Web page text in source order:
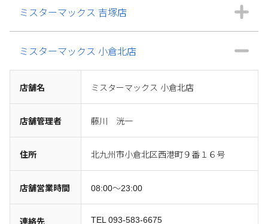
ミスターマックス 吉塚店
ミスターマックス 小倉北店
店舗名 ミスターマックス 小倉北店
店舗管理者 藤川 洸一
住所 北九州市小倉北区西港町９番１６号
店舗営業時間 08:00～23:00
連絡先 TEL 093-583-6675